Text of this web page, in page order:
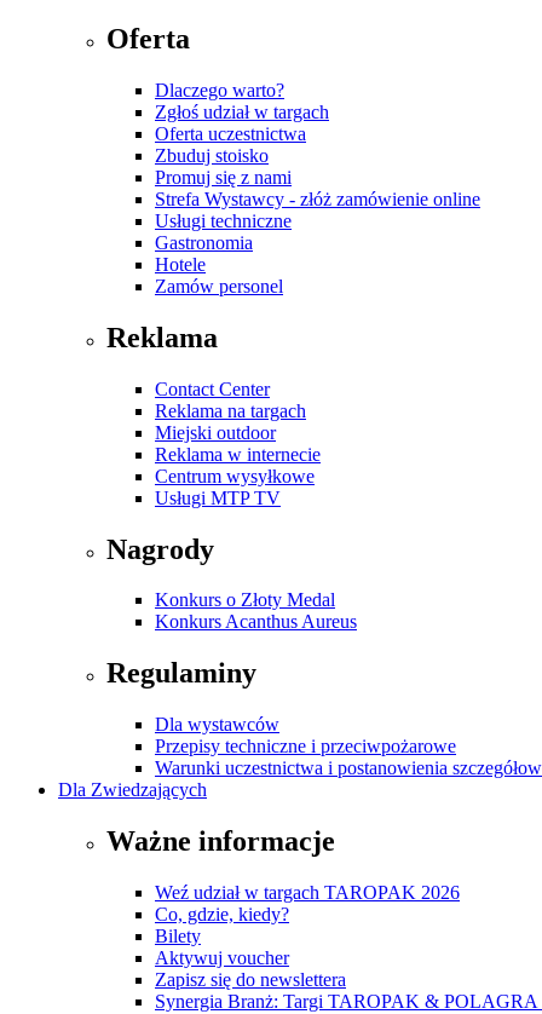
Oferta
Dlaczego warto?
Zgłoś udział w targach
Oferta uczestnictwa
Zbuduj stoisko
Promuj się z nami
Strefa Wystawcy - złóż zamówienie online
Usługi techniczne
Gastronomia
Hotele
Zamów personel
Reklama
Contact Center
Reklama na targach
Miejski outdoor
Reklama w internecie
Centrum wysyłkowe
Usługi MTP TV
Nagrody
Konkurs o Złoty Medal
Konkurs Acanthus Aureus
Regulaminy
Dla wystawców
Przepisy techniczne i przeciwpożarowe
Warunki uczestnictwa i postanowienia
Dla Zwiedzających
Ważne informacje
Weź udział w targach TAROPAK 2026
Co, gdzie, kiedy?
Bilety
Aktywuj voucher
Zapisz się do newslettera
Synergia Branż: Targi TAROPAK & POLAGRA